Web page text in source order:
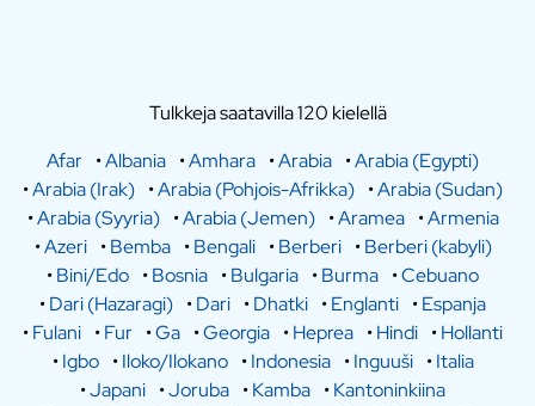
Tulkkeja saatavilla 120 kielellä
Afar •Albania •Amhara •Arabia •Arabia (Egypti)
•Arabia (Irak) •Arabia (Pohjois-Afrikka) •Arabia (Sudan)
•Arabia (Syyria) •Arabia (Jemen) •Aramea •Armenia
•Azeri •Bemba •Bengali •Berberi •Berberi (kabyli)
•Bini/Edo •Bosnia •Bulgaria •Burma •Cebuano
•Dari (Hazaragi) •Dari •Dhatki •Englanti •Espanja
•Fulani •Fur •Ga •Georgia •Heprea •Hindi •Hollanti
•Igbo •Iloko/Ilokano •Indonesia •Inguuši •Italia
•Japani •Joruba •Kamba •Kantoninkiina